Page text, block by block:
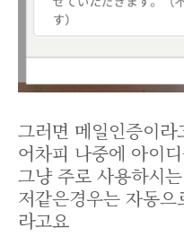
그러면 메일인증이라
어차피 나중에 아이
그냥 주로 사용하시
저같은경우는 자동
라고요